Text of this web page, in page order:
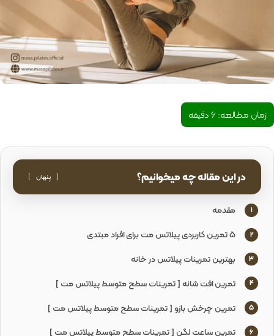
زمان مطالعه:6دقیقه
در این مقاله چه میخوانیم؟ پنهان
1 مقدمه
2 5 تمرین کاربردی پیلاتس مت برای افراد مبتدی
3 بهترین تمرینات پیلاتس در خانه
4 تمرین افت شانه [ تمرینات سطح متوسط پیلاتس مت ]
5 تمرین چرخش بازو [ تمرینات سطح متوسط پیلاتس مت ]
6 تمرین ساعت لگن [ تمرینات سطح متوسط پیلاتس مت ]